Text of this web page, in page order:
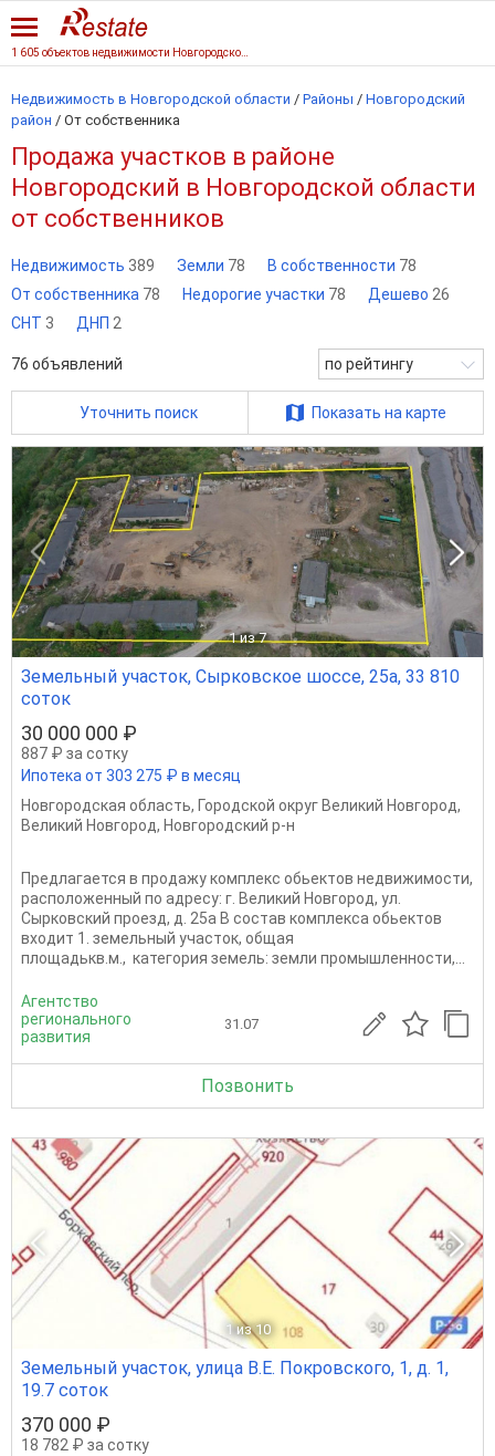
Недвижимость в Новгородской области / Районы / Новгородский
район / От собственника
Продажа участков в районе
Новгородский в Новгородской области
от собственников
Недвижимость 389 Земли 78 В собственности 78
От собственника 78 Недорогие участки 78 Дешево 26
СНТ 3 ДНП 2
76 объявлений по рейтингу
Уточнить поиск Показать на карте
1 из 7
Земельный участок, Сырковское шоссе, 25а, 33 810
соток
30 000 000 ₽
887 ₽ за сотку
Ипотека от 303 275 ₽ в месяц
Новгородская область, Городской округ Великий Новгород,
Великий Новгород, Новгородский р-н
Предлагается в продажу комплекс обьектов недвижимости,
расположенный по адресу: г. Великий Новгород, ул.
Сырковский проезд, д. 25а В состав комплекса обьектов
входит 1. земельный участок, общая
площадькв.м., категория земель: земли промышленности,...
Агентство
регионального
развития
31.07
Позвонить
1 из 10
Земельный участок, улица В.Е. Покровского, 1, д. 1,
19.7 соток
370 000 ₽
18 782 ₽ за сотку